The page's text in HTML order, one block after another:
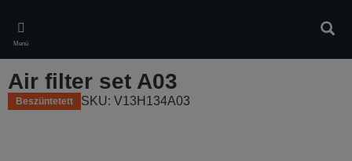
main
content
Menü
Air filter set A03
Beszüntetett SKU: V13H134A03